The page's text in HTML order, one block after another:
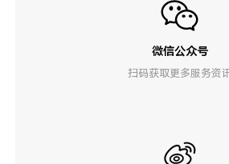
微信公众号
扫码获取更多服务资